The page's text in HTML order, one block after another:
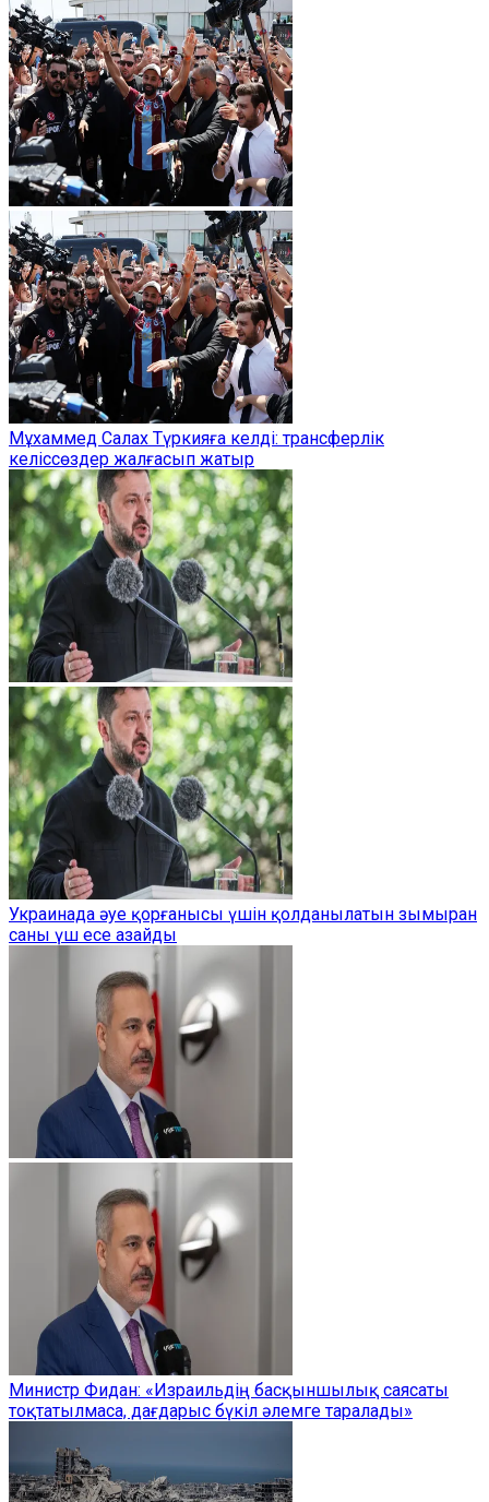
Мұхаммед Салах Түркияға келді: трансферлік
келіссөздер жалғасып жатыр
Украинада әуе қорғанысы үшін қолданылатын зымыран
саны үш есе азайды
Министр Фидан: «Израильдің басқыншылық саясаты
тоқтатылмаса, дағдарыс бүкіл әлемге таралады»